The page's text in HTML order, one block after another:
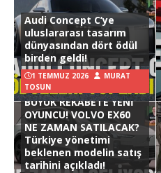
Audi Concept C’ye
uluslararası tasarım
dünyasından dört ödül
birden geldi!
1 TEMMUZ 2026
MURAT
TOSUN
BÜYÜK REKABETE YENİ
OYUNCU! VOLVO EX60
NE ZAMAN SATILACAK?
Türkiye yönetimi
beklenen modelin satış
tarihini açıkladı!